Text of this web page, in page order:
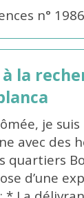
n°
la
je
avec des
quartiers
d’une